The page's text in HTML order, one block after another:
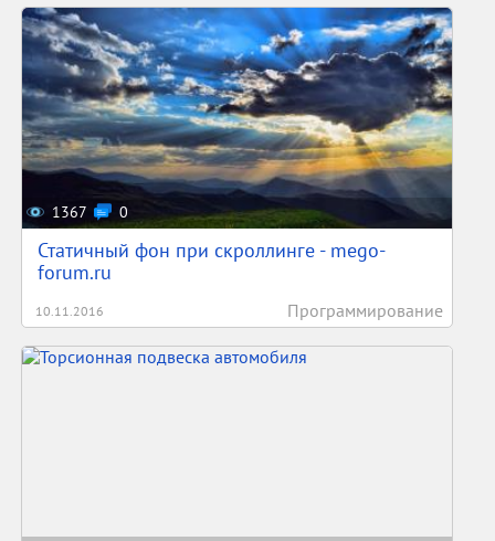
1367 0
Статичный фон при скроллинге - mego-
forum.ru
10.11.2016 Программирование